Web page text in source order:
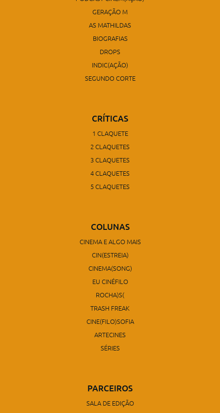
GERAÇÃO M
AS MATHILDAS
BIOGRAFIAS
DROPS
INDIC(AÇÃO)
SEGUNDO CORTE
CRÍTICAS
1 CLAQUETE
2 CLAQUETES
3 CLAQUETES
4 CLAQUETES
5 CLAQUETES
COLUNAS
CINEMA E ALGO MAIS
CIN(ESTREIA)
CINEMA(SONG)
EU CINÉFILO
ROCHA)S(
TRASH FREAK
CINE(FILO)SOFIA
ARTECINES
SÉRIES
PARCEIROS
SALA DE EDIÇÃO